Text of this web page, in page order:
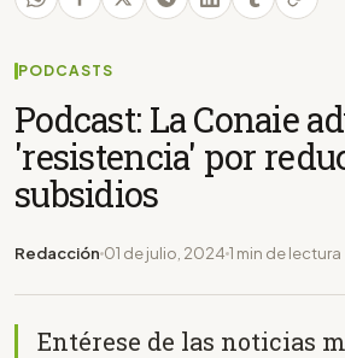
PODCASTS
Podcast: La Conaie
'resistencia' por
subsidios
Redacción 01 de julio, 2024 1 min de lectura
Entérese de las noticias